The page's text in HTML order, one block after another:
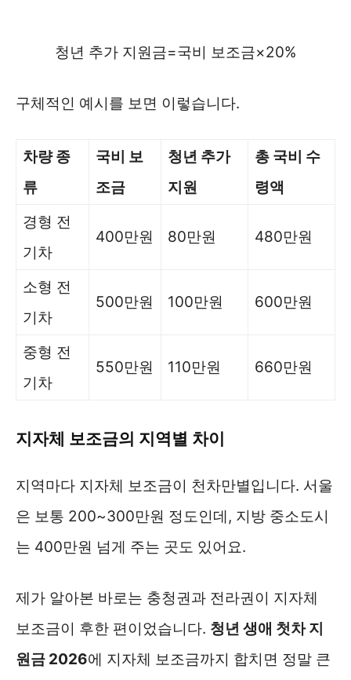
청년 추가 지원금=국비 보조금×20%
구체적인 예시를 보면 이렇습니다.
차량 종
류
국비 보
조금
청년 추가
지원
총 국비 수
령액
경형 전
기차
400만원 80만원 480만원
소형 전
기차
500만원 100만원 600만원
중형 전
기차
550만원 110만원 660만원
지자체 보조금의 지역별 차이
지역마다 지자체 보조금이 천차만별입니다. 서울
은 보통 200~300만원 정도인데, 지방 중소도시
는 400만원 넘게 주는 곳도 있어요.
제가 알아본 바로는 충청권과 전라권이 지자체
보조금이 후한 편이었습니다. 청년 생애 첫차 지
원금 2026에 지자체 보조금까지 합치면 정말 큰